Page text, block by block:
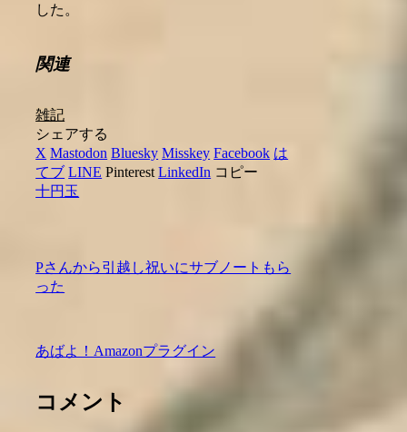
した。
関連
雑記
シェアする
X Mastodon Bluesky Misskey Facebook は
てブ LINE Pinterest LinkedIn コピー
十円玉
Pさんから引越し祝いにサブノートもら
った
あばよ！Amazonプラグイン
コメント